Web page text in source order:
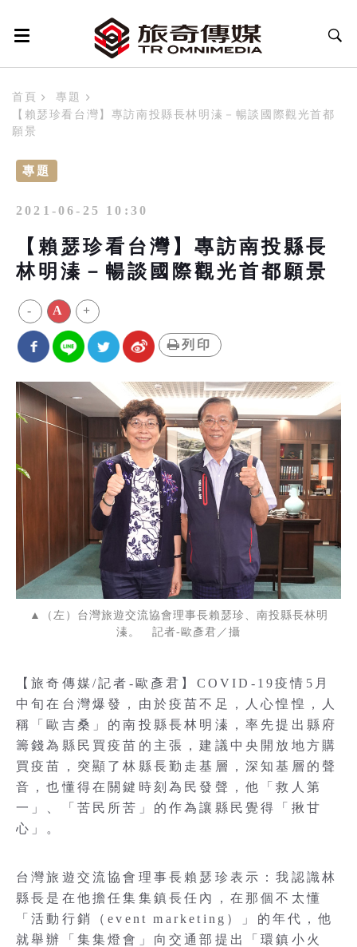
首頁
專題
【賴瑟珍看台灣】專訪南投縣長林明溱－暢談國際觀光首都
願景
專題
2021-06-25 10:30
【賴瑟珍看台灣】專訪南投縣長
林明溱－暢談國際觀光首都願景
- A +
列印
▲（左）台灣旅遊交流協會理事長賴瑟珍、南投縣長林明
溱。 記者-歐彥君／攝
【旅奇傳媒/記者-歐彥君】COVID-19疫情5月
中旬在台灣爆發，由於疫苗不足，人心惶惶，人
稱「歐吉桑」的南投縣長林明溱，率先提出縣府
籌錢為縣民買疫苗的主張，建議中央開放地方購
買疫苗，突顯了林縣長勤走基層，深知基層的聲
音，也懂得在關鍵時刻為民發聲，他「救人第
一」、「苦民所苦」的作為讓縣民覺得「揪甘
心」。
台灣旅遊交流協會理事長賴瑟珍表示：我認識林
縣長是在他擔任集集鎮長任內，在那個不太懂
「活動行銷（event marketing）」的年代，他
就舉辦「集集燈會」向交通部提出「環鎮小火